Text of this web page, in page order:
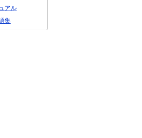
アル
集